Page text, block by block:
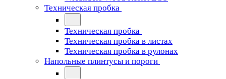
Техническая пробка
Техническая пробка
Техническая пробка в листах
Техническая пробка в рулонах
Напольные плинтусы и пороги